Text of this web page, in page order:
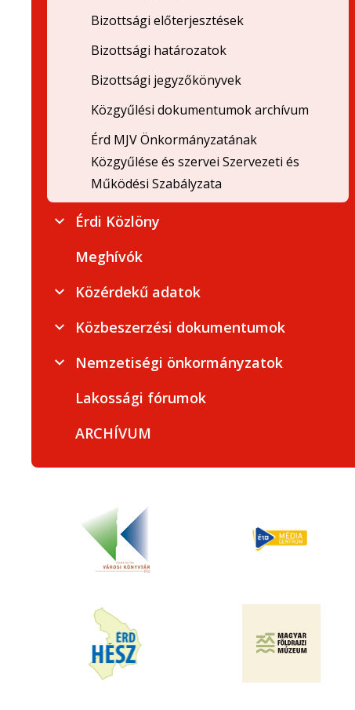
Bizottsági előterjesztések
Bizottsági határozatok
Bizottsági jegyzőkönyvek
Közgyűlési dokumentumok archívum
Érd MJV Önkormányzatának
Közgyűlése és szervei Szervezeti és
Működési Szabályzata
Érdi Közlöny
Meghívók
Közérdekű adatok
Közbeszerzési dokumentumok
Nemzetiségi önkormányzatok
Lakossági fórumok
ARCHÍVUM